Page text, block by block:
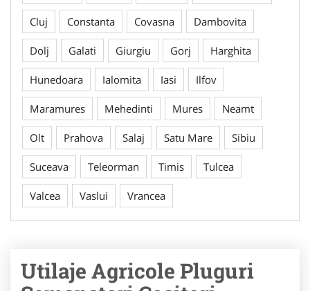
Cluj Constanta Covasna Dambovita
Dolj Galati Giurgiu Gorj Harghita
Hunedoara Ialomita Iasi Ilfov
Maramures Mehedinti Mures Neamt
Olt Prahova Salaj Satu Mare Sibiu
Suceava Teleorman Timis Tulcea
Valcea Vaslui Vrancea
Utilaje Agricole Pluguri